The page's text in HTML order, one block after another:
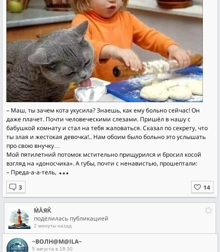
– Маш, ты зачем кота укусила? Знаешь, как ему больно сейчас! Он
даже плачет. Почти человеческими слезами. Пришёл в нашу с
бабушкой комнату и стал на тебя жаловаться. Сказал по секрету, что
ты злая и жестокая девочка!.. Нам обоим было больно это услышать
про свою внучку…
Мой пятилетний потомок мстительно прищурился и бросил косой
взгляд на «доносчика». А губы, почти с ненавистью, прошептали:
– Преда-а-а-тель,
ḾẰЯǨ
поделилась публикацией
2 минуты назад
~ВОЛН@М@ILA~
5 августа в 18:30